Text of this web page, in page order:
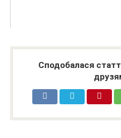
Сподобалася